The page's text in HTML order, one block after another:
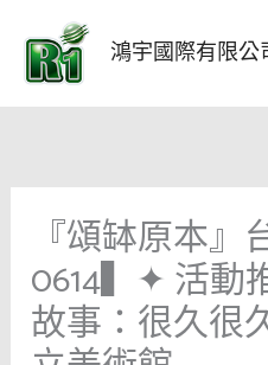
要
鴻宇國際有限公
『頌缽原本』
0614▍✦ 活動
故事：很久很